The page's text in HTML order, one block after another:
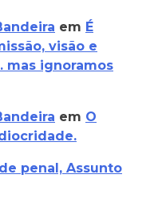
em É
visão e
mas ignoramos
em O
penal, Assunto